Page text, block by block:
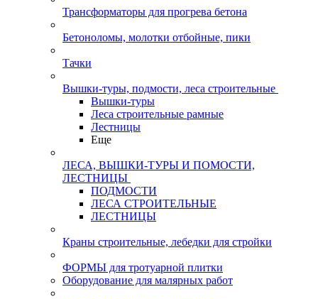
Трансформаторы для прогрева бетона
Бетоноломы, молотки отбойные, пики
Тачки
Вышки-туры, подмости, леса строительные
Вышки-туры
Леса строительные рамные
Лестницы
Еще
ЛЕСА, ВЫШКИ-ТУРЫ И ПОМОСТИ,
ЛЕСТНИЦЫ
ПОДМОСТИ
ЛЕСА СТРОИТЕЛЬНЫЕ
ЛЕСТНИЦЫ
Краны строительные, лебедки для стройки
ФОРМЫ для тротуарной плитки
Оборудование для малярных работ